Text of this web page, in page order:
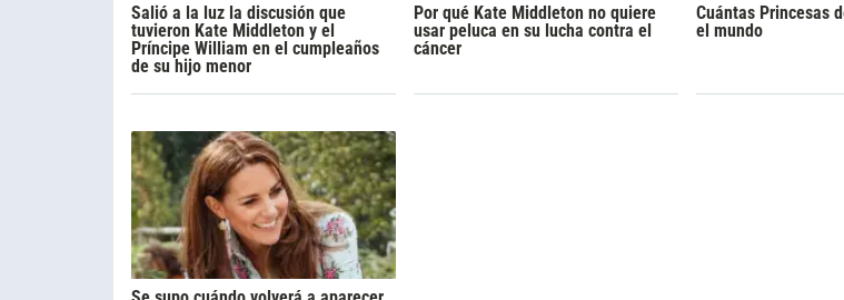
Salió a la luz la discusión que
tuvieron Kate Middleton y el
Príncipe William en el cumpleaños
de su hijo menor
Por qué Kate Middleton no quiere
usar peluca en su lucha contra el
cáncer
Cuántas Princesas
el mundo